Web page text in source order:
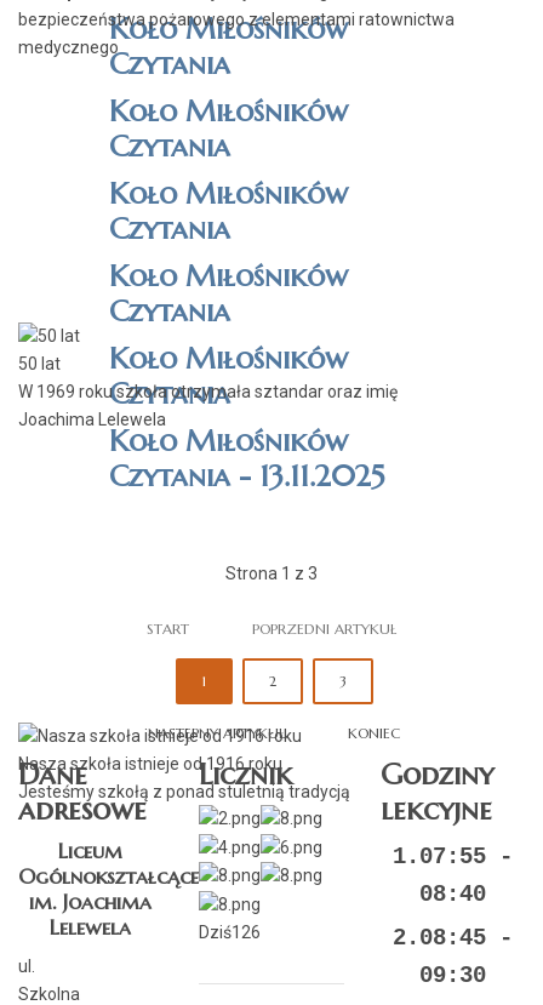
bezpieczeństwa pożarowego z elementami ratownictwa
medycznego
50 lat
W 1969 roku szkoła otrzymała sztandar oraz imię
Joachima Lelewela
Nasza szkoła istnieje od 1916 roku
Jesteśmy szkołą z ponad stuletnią tradycją
Koło Miłośników
Czytania
Koło Miłośników
Czytania
Koło Miłośników
Czytania
Koło Miłośników
Czytania
Koło Miłośników
Czytania
Koło Miłośników
Czytania - 13.11.2025
Strona 1 z 3
START POPRZEDNI ARTYKUŁ
1 2 3
NASTĘPNY ARTYKUŁ KONIEC
Dane
adresowe
Liceum
Ogólnokształcące
im. Joachima
Lelewela
ul.
Szkolna
Licznik
Dziś126
Godziny
lekcyjne
1.07:55 -
08:40
2.08:45 -
09:30